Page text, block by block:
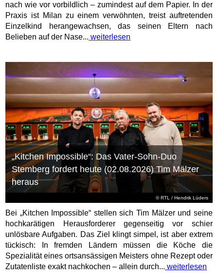
nach wie vor vorbildlich – zumindest auf dem Papier. In der
Praxis ist Milan zu einem verwöhnten, treist auftretenden
Einzelkind herangewachsen, das seinen Eltern nach
Belieben auf der Nase... weiterlesen
©RTL / Hendrik Lüders
„Kitchen Impossible“: Das Vater-Sohn-Duo
Stemberg fordert heute (02.08.2026) Tim Mälzer
heraus
Bei „Kitchen Impossible“ stellen sich Tim Mälzer und seine
hochkarätigen Herausforderer gegenseitig vor schier
unlösbare Aufgaben. Das Ziel klingt simpel, ist aber extrem
tückisch: In fremden Ländern müssen die Köche die
Spezialität eines ortsansässigen Meisters ohne Rezept oder
Zutatenliste exakt nachkochen – allein durch... weiterlesen